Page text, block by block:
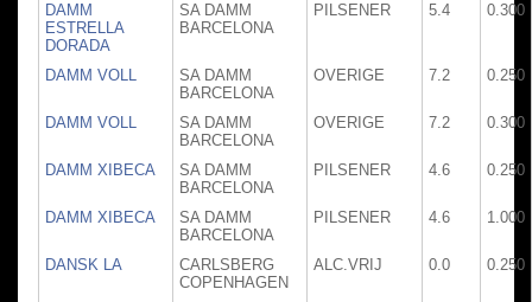
DAMM
ESTRELLA
DORADA
SA DAMM
BARCELONA
PILSENER 5.4 0.300
DAMM VOLL
SA DAMM
BARCELONA
OVERIGE 7.2 0.250
DAMM VOLL
SA DAMM
BARCELONA
OVERIGE 7.2 0.300
DAMM XIBECA
SA DAMM
BARCELONA
PILSENER 4.6 0.250
DAMM XIBECA
SA DAMM
BARCELONA
PILSENER 4.6 1.000
DANSK LA
CARLSBERG
COPENHAGEN
ALC.VRIJ 0.0 0.250